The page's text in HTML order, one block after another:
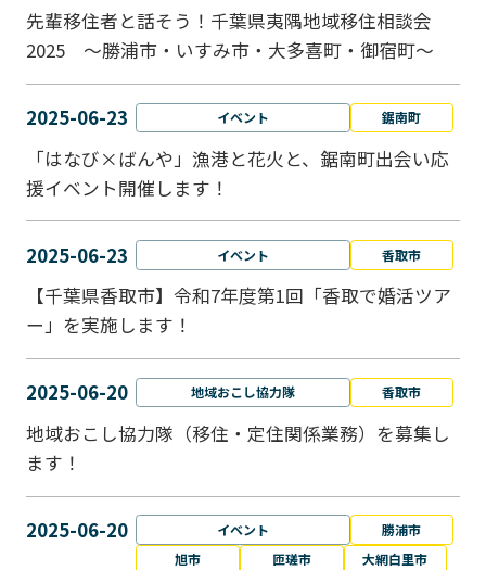
先輩移住者と話そう！千葉県夷隅地域移住相談会
2025 ～勝浦市・いすみ市・大多喜町・御宿町～
2025-06-23 イベント 鋸南町
「はなび×ばんや」漁港と花火と、鋸南町出会い応
援イベント開催します！
2025-06-23 イベント 香取市
【千葉県香取市】令和7年度第1回「香取で婚活ツア
ー」を実施します！
2025-06-20 地域おこし協力隊 香取市
地域おこし協力隊（移住・定住関係業務）を募集し
ます！
2025-06-20 イベント
勝浦市
旭市
匝瑳市
大網白里市